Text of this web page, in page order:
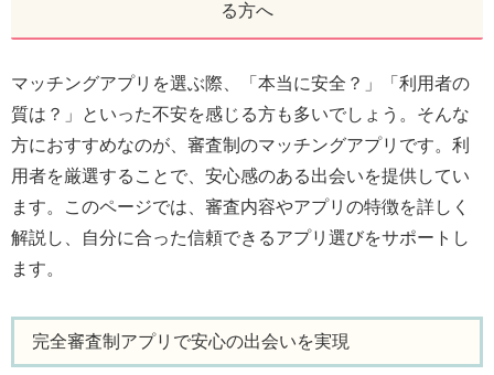
る方へ
マッチングアプリを選ぶ際、「本当に安全？」「利用者の
質は？」といった不安を感じる方も多いでしょう。そんな
方におすすめなのが、審査制のマッチングアプリです。利
用者を厳選することで、安心感のある出会いを提供してい
ます。このページでは、審査内容やアプリの特徴を詳しく
解説し、自分に合った信頼できるアプリ選びをサポートし
ます。
完全審査制アプリで安心の出会いを実現